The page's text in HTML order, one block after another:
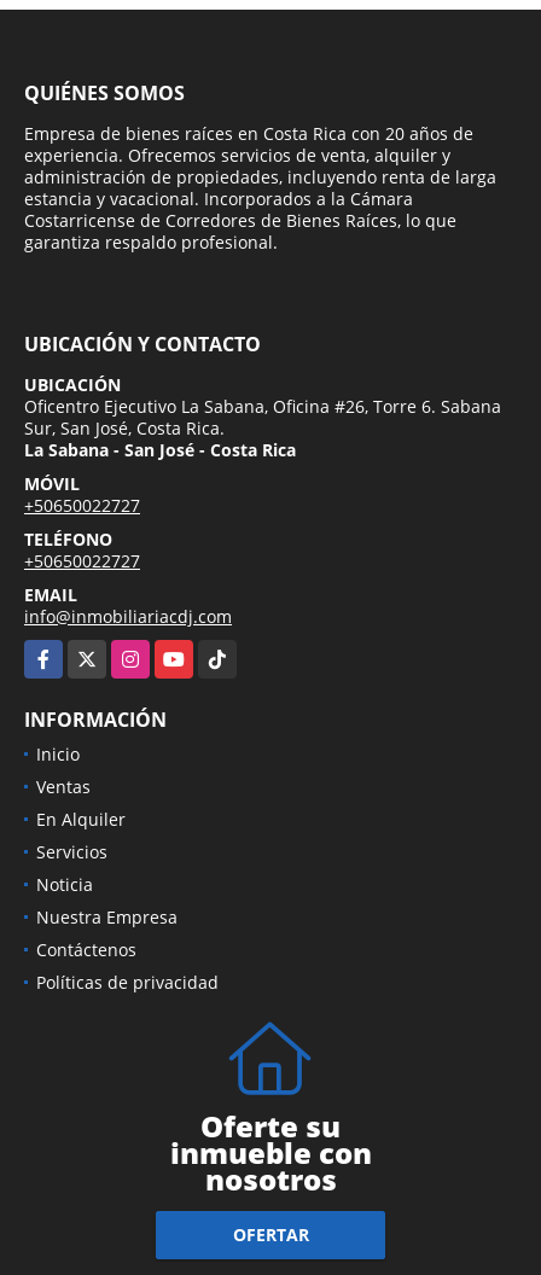
QUIÉNES SOMOS
Empresa de bienes raíces en Costa Rica con 20 años de
experiencia. Ofrecemos servicios de venta, alquiler y
administración de propiedades, incluyendo renta de larga
estancia y vacacional. Incorporados a la Cámara
Costarricense de Corredores de Bienes Raíces, lo que
garantiza respaldo profesional.
UBICACIÓN Y CONTACTO
UBICACIÓN
Oficentro Ejecutivo La Sabana, Oficina #26, Torre 6. Sabana
Sur, San José, Costa Rica.
La Sabana - San José - Costa Rica
MÓVIL
+50650022727
TELÉFONO
+50650022727
EMAIL
info@inmobiliariacdj.com
Facebook
InstagramYouTubeTikTok
INFORMACIÓN
Inicio
Ventas
En Alquiler
Servicios
Noticia
Nuestra Empresa
Contáctenos
Políticas de privacidad
Oferte su
inmueble con
nosotros
OFERTAR